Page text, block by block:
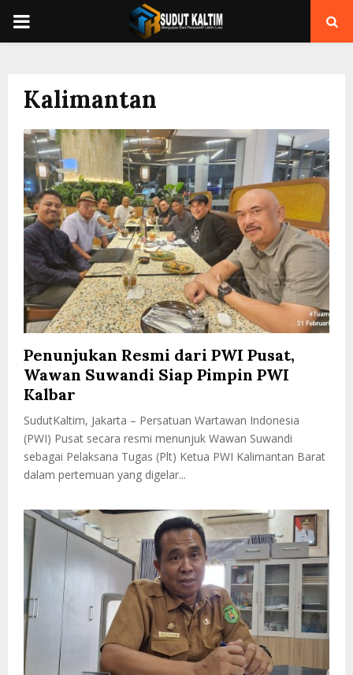
PRIMARY
Kalimantan
Penunjukan Resmi dari PWI Pusat,
Wawan Suwandi Siap Pimpin PWI
Kalbar
SudutKaltim, Jakarta – Persatuan Wartawan Indonesia
(PWI) Pusat secara resmi menunjuk Wawan Suwandi
sebagai Pelaksana Tugas (Plt) Ketua PWI Kalimantan Barat
dalam pertemuan yang digelar...